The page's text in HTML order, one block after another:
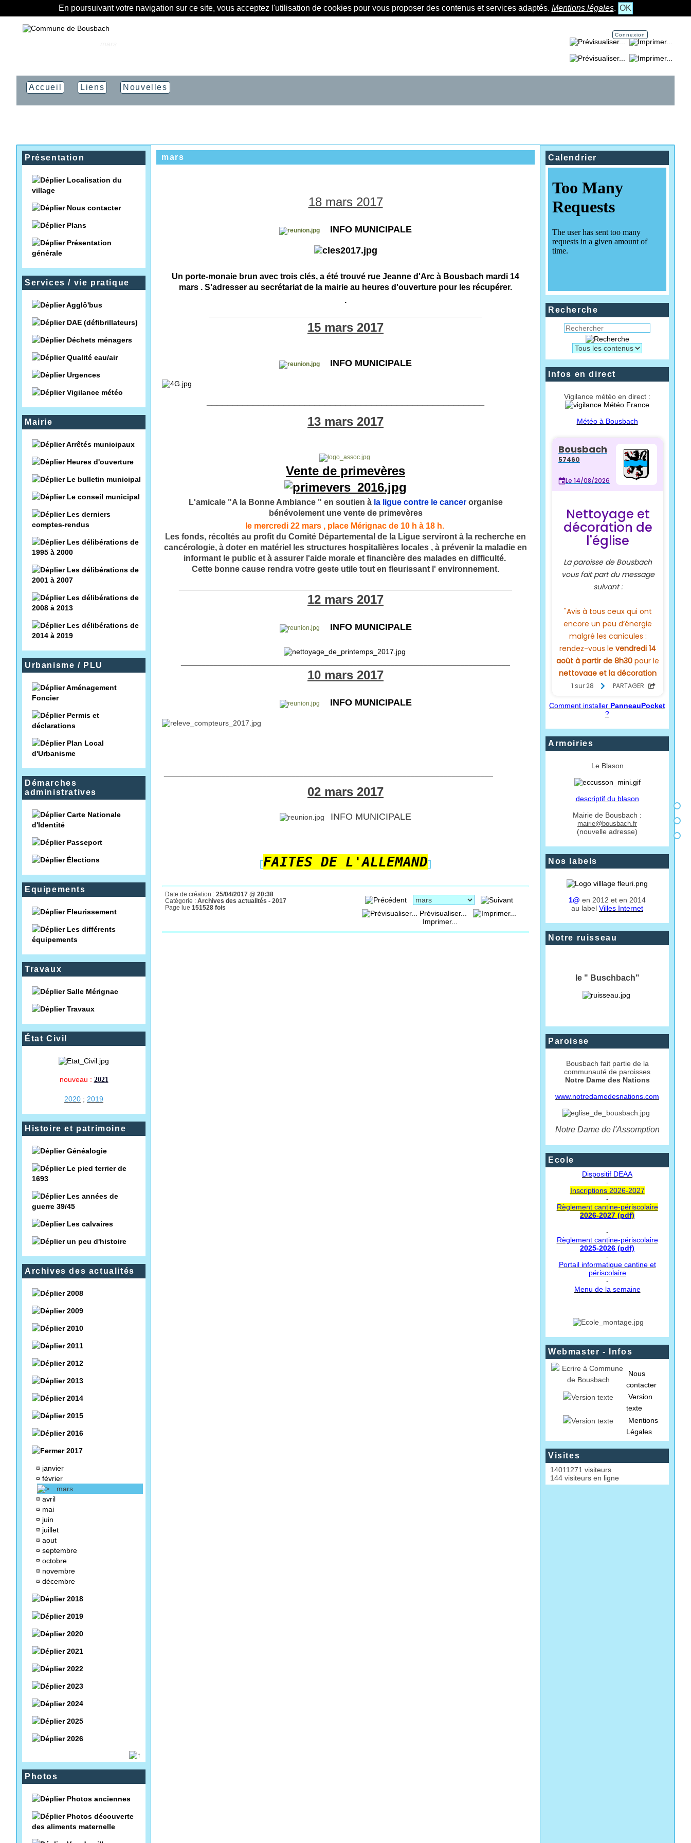
En poursuivant votre navigation sur ce site, vous acceptez l'utilisation de cookies pour vous proposer des contenus et services adaptés. Mentions légales. OK
Connexion
Accueil Liens Nouvelles
Présentation
Localisation du
village
Nous contacter
Plans
Présentation
générale
Services / vie pratique
Agglô'bus
DAE (défibrillateurs)
Déchets ménagers
Qualité eau/air
Urgences
Vigilance météo
Mairie
Arrêtés municipaux
Heures d'ouverture
Le bulletin municipal
Le conseil municipal
Les derniers
comptes-rendus
Les délibérations de
1995 à 2000
Les délibérations de
2001 à 2007
Les délibérations de
2008 à 2013
Les délibérations de
2014 à 2019
Urbanisme / PLU
Aménagement
Foncier
Permis et
déclarations
Plan Local
d'Urbanisme
Démarches
administratives
Carte Nationale
d'Identité
Passeport
Élections
Equipements
Fleurissement
Les différents
équipements
Travaux
Salle Mérignac
Travaux
État Civil
nouveau : 2021
2020 ; 2019
Histoire et patrimoine
Généalogie
Le pied terrier de
1693
Les années de
guerre 39/45
Les calvaires
un peu d'histoire
Archives des actualités
2008
2009
2010
2011
2012
2013
2014
2015
2016
2017
¤ janvier
¤ février
mars
¤ avril
¤ mai
¤ juin
¤ juillet
¤ aout
¤ septembre
¤ octobre
¤ novembre
¤ décembre
2018
2019
2020
2021
2022
2023
2024
2025
2026
Photos
Photos anciennes
Photos découverte
des aliments maternelle
mars
18 mars 2017
INFO MUNICIPALE
Un porte-monaie brun avec trois clés, a été trouvé rue Jeanne d'Arc à Bousbach mardi 14
mars . S'adresser au secrétariat de la mairie au heures d'ouverture pour les récupérer.
.
15 mars 2017
INFO MUNICIPALE
13 mars 2017
Vente de primevères
L'amicale "A la Bonne Ambiance " en soutien à la ligue contre le cancerorganise
bénévolement une vente de primevères
le mercredi 22 mars , place Mérignac de 10 h à 18 h.
Les fonds, récoltés au profit du Comité Départemental de la Ligue serviront à la recherche en
cancérologie, à doter en matériel les structures hospitalières locales , à prévenir la maladie en
informant le public et à assurer l'aide morale et financière des malades en difficulté.
Cette bonne cause rendra votre geste utile tout en fleurissant l' environnement.
12 mars 2017
INFO MUNICIPALE
10 mars 2017
INFO MUNICIPALE
02 mars 2017
INFO MUNICIPALE
FAITES DE L'ALLEMAND
Date de création : 25/04/2017 @ 20:38
Catégorie : Archives des actualités - 2017
Page lue 151528 fois
Prévisualiser...
Imprimer...
Calendrier
Recherche
Infos en direct
Vigilance météo en direct :
Météo à Bousbach
Comment installer PanneauPocket
?
Armoiries
Le Blason
descriptif du blason
Mairie de Bousbach :
mairie@bousbach.fr
(nouvelle adresse)
Nos labels
1@ en 2012 et en 2014
au label Villes Internet
Notre ruisseau
le " Buschbach"
Paroisse
Bousbach fait partie de la
communauté de paroisses
Notre Dame des Nations
www.notredamedesnations.com
Notre Dame de l'Assomption
Ecole
Dispositif DEAA
-
Inscriptions 2026-2027
-
Règlement cantine-périscolaire
2026-2027 (pdf)
-
Règlement cantine-périscolaire
2025-2026 (pdf)
-
Portail informatique cantine et
périscolaire
-
Menu de la semaine
Webmaster - Infos
Nous
contacter
Version
texte
Mentions
Légales
Visites
14011271 visiteurs
144 visiteurs en ligne